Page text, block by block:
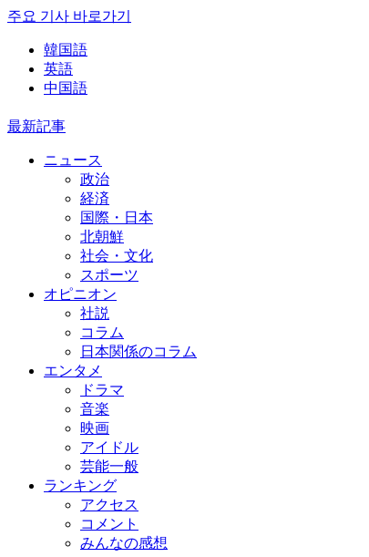
주요 기사 바로가기
韓国語
英語
中国語
最新記事
ニュース
政治
経済
国際・日本
北朝鮮
社会・文化
スポーツ
オピニオン
社説
コラム
日本関係のコラム
エンタメ
ドラマ
音楽
映画
アイドル
芸能一般
ランキング
アクセス
コメント
みんなの感想